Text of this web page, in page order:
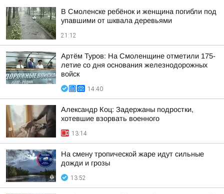
В Смоленске ребёнок и женщина погибли под
упавшими от шквала деревьями
21:12
Артём Туров: На Смоленщине отметили 175-
летие со дня основания железнодорожных
войск
14:40
Александр Коц: Задержаны подростки,
хотевшие взорвать военного
13:14
На смену тропической жаре идут сильные
дожди и грозы
13:52